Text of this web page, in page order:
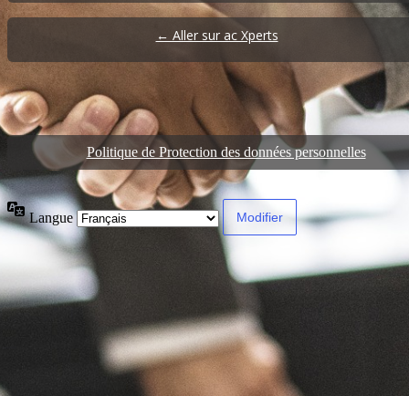
← Aller sur ac Xperts
Politique de Protection des données personnelles
Langue